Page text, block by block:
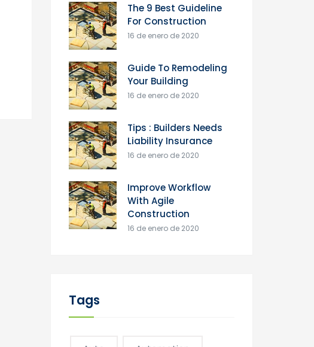
The 9 Best Guideline
For Construction
16 de enero de 2020
Guide To Remodeling
Your Building
16 de enero de 2020
Tips : Builders Needs
Liability Insurance
16 de enero de 2020
Improve Workflow
With Agile
Construction
16 de enero de 2020
Tags